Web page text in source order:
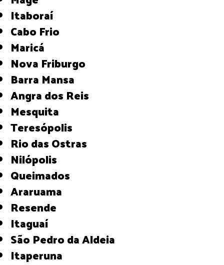
Itaboraí
Cabo Frio
Maricá
Nova Friburgo
Barra Mansa
Angra dos Reis
Mesquita
Teresópolis
Rio das Ostras
Nilópolis
Queimados
Araruama
Resende
Itaguaí
São Pedro da Aldeia
Itaperuna